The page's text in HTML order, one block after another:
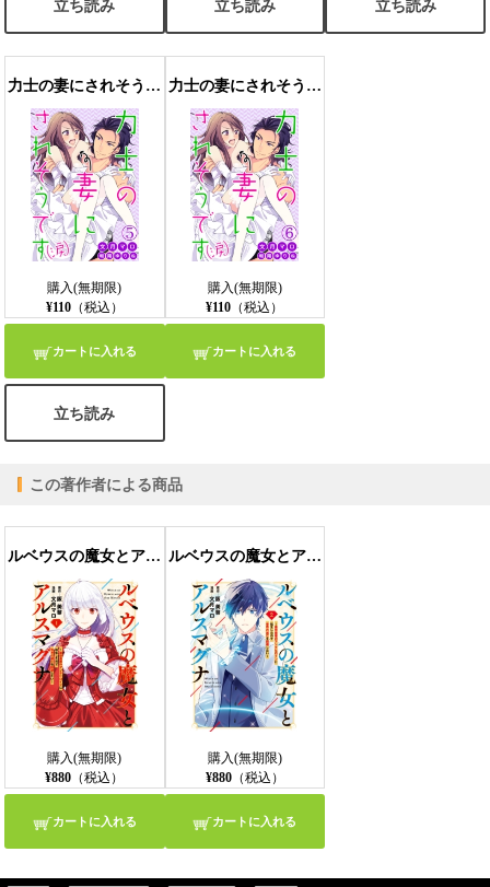
立ち読み 立ち読み 立ち読み
力士の妻にされそうです（涙） 5
購入(無期限)
¥110（税込）
カートに入れる
立ち読み
力士の妻にされそうです（涙） 6
購入(無期限)
¥110 （税込）
カートに入れる
この著作者による商品
ルベウスの魔女とアルスマグナ ～最恐最悪のアンチヒロインに転生したので世界の滅亡を回避したい～（１）【イラスト特典付】
購入(無期限)
¥880 （税込）
カートに入れる
ルベウスの魔女とアルスマグナ ～最恐最悪のアンチヒロインに転生したので世界の滅亡を回避したい～（２）【イラスト特典付】
購入(無期限)
¥880（税込）
カートに入れる